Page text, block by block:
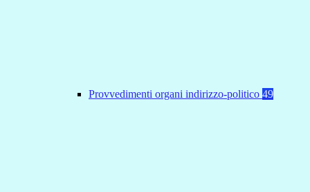
Provvedimenti organi indirizzo-politico 49